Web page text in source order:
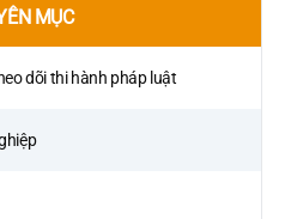
MỤC
dõi thi hành pháp luật